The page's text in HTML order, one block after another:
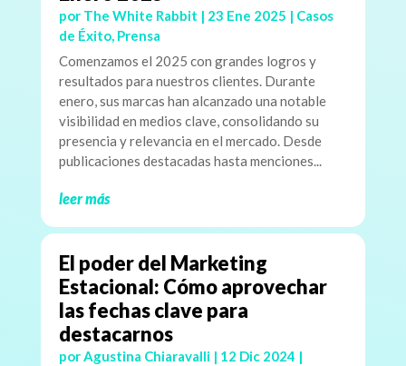
por The White Rabbit | 23 Ene 2025 | Casos
de Éxito, Prensa
Comenzamos el 2025 con grandes logros y
resultados para nuestros clientes. Durante
enero, sus marcas han alcanzado una notable
visibilidad en medios clave, consolidando su
presencia y relevancia en el mercado. Desde
publicaciones destacadas hasta menciones...
leer más
El poder del Marketing
Estacional: Cómo aprovechar
las fechas clave para
destacarnos
porAgustina Chiaravalli| 12 Dic 2024 |